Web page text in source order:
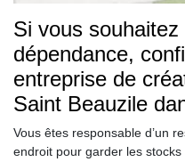
Si vous
dépendance,
entreprise de
Saint Beauzile
Vous êtes responsable d’un
endroit pour garder les